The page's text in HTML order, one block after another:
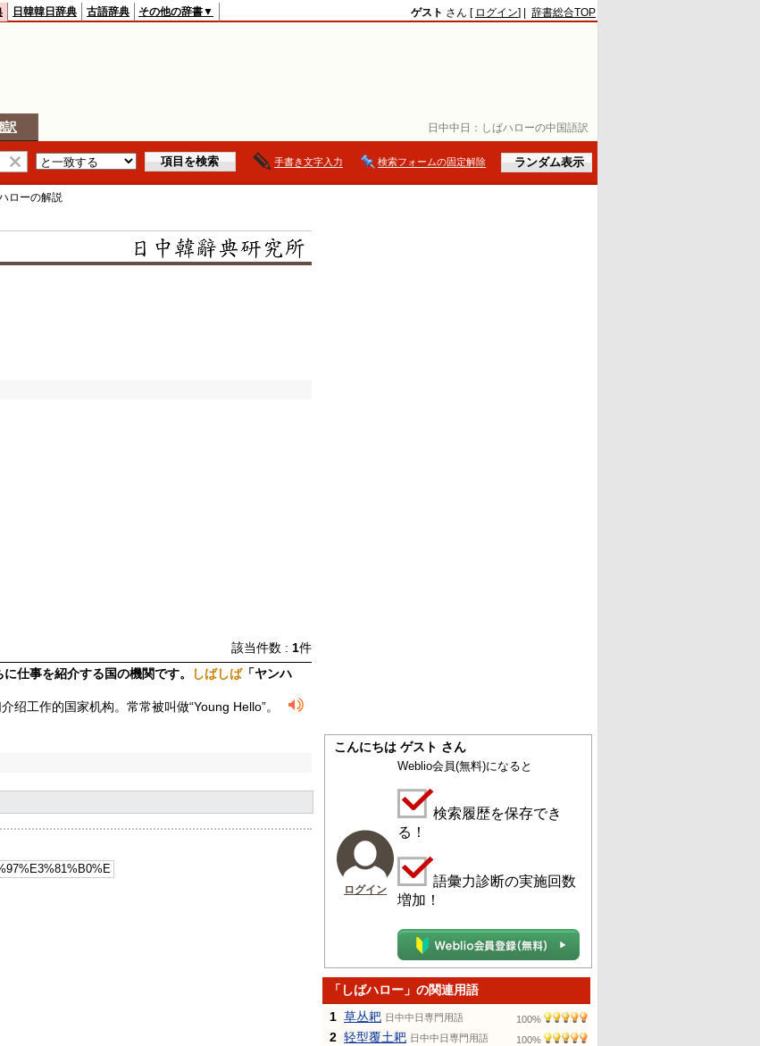
日中中日： しばハローの中国語訳
日韓韓日辞典 古語辞典 その他の辞書▼ ゲスト さん [ ログイン] | 辞書総合TOP
訳
手書き文字入力 検索フォームの固定解除
ローの解説
該当件数 : 1件
仕事を紹介する国の機関です。 しばしば「ヤンハ
绍工作的国家机构。常常被叫做“Young Hello”。
こんにちは ゲスト さん
ログイン
Weblio会員(無料)になると
検索履歴を保存でき
る！
語彙力診断の実施回数
増加！
「しばハロー」の関連用語
1 草丛耙 日中中日専門用語 100%
2 轻型覆土耙 日中中日専門用語 100%